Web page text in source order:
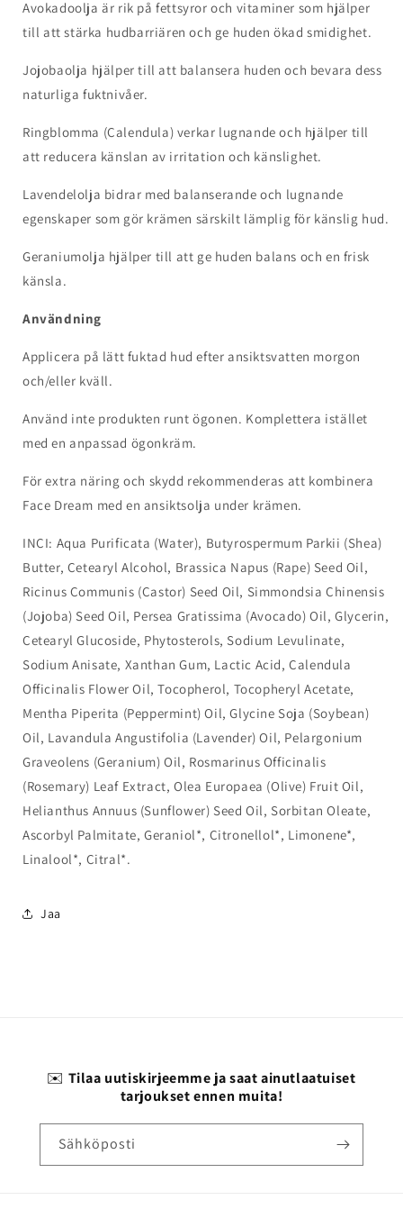
Avokadoolja är rik på fettsyror och vitaminer som hjälper
till att stärka hudbarriären och ge huden ökad smidighet.
Jojobaolja hjälper till att balansera huden och bevara dess
naturliga fuktnivåer.
Ringblomma (Calendula) verkar lugnande och hjälper till
att reducera känslan av irritation och känslighet.
Lavendelolja bidrar med balanserande och lugnande
egenskaper som gör krämen särskilt lämplig för känslig hud.
Geraniumolja hjälper till att ge huden balans och en frisk
känsla.
Användning
Applicera på lätt fuktad hud efter ansiktsvatten morgon
och/eller kväll.
Använd inte produkten runt ögonen. Komplettera istället
med en anpassad ögonkräm.
För extra näring och skydd rekommenderas att kombinera
Face Dream med en ansiktsolja under krämen.
INCI: Aqua Purificata (Water), Butyrospermum Parkii (Shea)
Butter, Cetearyl Alcohol, Brassica Napus (Rape) Seed Oil,
Ricinus Communis (Castor) Seed Oil, Simmondsia Chinensis
(Jojoba) Seed Oil, Persea Gratissima (Avocado) Oil, Glycerin,
Cetearyl Glucoside, Phytosterols, Sodium Levulinate,
Sodium Anisate, Xanthan Gum, Lactic Acid, Calendula
Officinalis Flower Oil, Tocopherol, Tocopheryl Acetate,
Mentha Piperita (Peppermint) Oil, Glycine Soja (Soybean)
Oil, Lavandula Angustifolia (Lavender) Oil, Pelargonium
Graveolens (Geranium) Oil, Rosmarinus Officinalis
(Rosemary) Leaf Extract, Olea Europaea (Olive) Fruit Oil,
Helianthus Annuus (Sunflower) Seed Oil, Sorbitan Oleate,
Ascorbyl Palmitate, Geraniol*, Citronellol*, Limonene*,
Linalool*, Citral*.
Jaa
✉️ Tilaa uutiskirjeemme ja saat ainutlaatuiset
tarjoukset ennen muita!
Sähköposti